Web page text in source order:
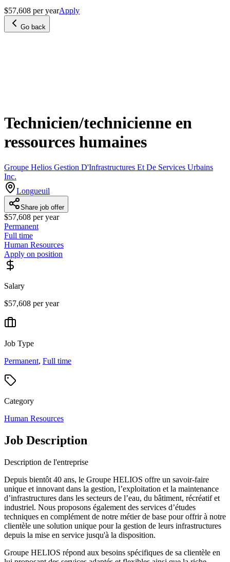
$57,608 per yearApply
Go back
Technicien/technicienne en
ressources humaines
Groupe Helios Gestion D'Infrastructures Et De Services Urbains
Inc.
Longueuil
Share job offer
$57,608 per year
Permanent
Full time
Human Resources
Apply on position
Salary
$57,608 per year
Job Type
Permanent, Full time
Category
Human Resources
Job Description
Description de l'entreprise
Depuis bientôt 40 ans, le Groupe HELIOS offre un savoir-faire
unique et innovant dans la gestion, l’exploitation et la maintenance
d’infrastructures dans les secteurs de l’eau, du bâtiment, récréatif et
industriel. Nous proposons également des services d’études
techniques en complément de notre métier de base pour offrir à notre
clientèle une solution unique pour la gestion de leurs infrastructures
depuis la mise en service jusqu'à la disposition.
Groupe HELIOS répond aux besoins spécifiques de sa clientèle en